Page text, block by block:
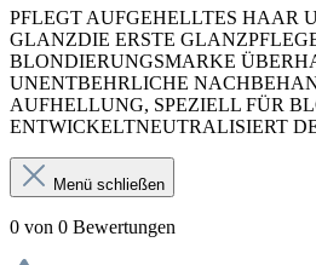
PFLEGT AUFGEHELLTES HAAR
GLANZDIE ERSTE
BLONDIERUNGSMARKE
UNENTBEHRLICHE
AUFHELLUNG, SPEZIELL FÜR
ENTWICKELTNEUTRALISIERT
Menü schließen
0 von 0 Bewertungen